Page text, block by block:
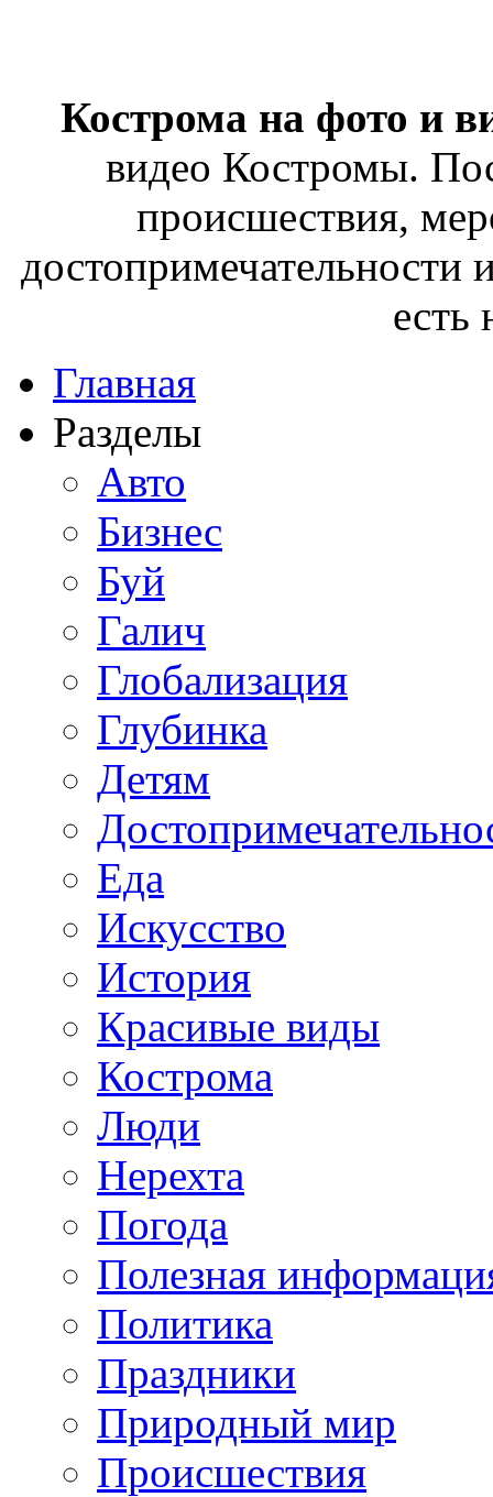
Кострома на фото и
видео Костромы.
происшествия,
достопримечательности
есть
Главная
Разделы
Авто
Бизнес
Буй
Галич
Глобализация
Глубинка
Детям
Еда
Искусство
История
Красивые виды
Кострома
Люди
Нерехта
Погода
Полезная
Политика
Праздники
Природный мир
Происшествия